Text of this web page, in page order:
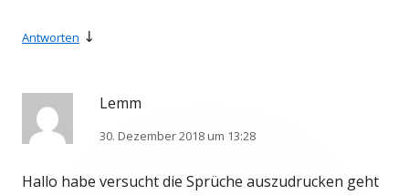
Antworten ↓
Lemm
30. Dezember 2018 um 13:28
Hallo habe versucht die Sprüche auszudrucken geht